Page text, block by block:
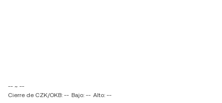
-- ~ --
Cierre de CZK/OKB: -- Bajo: -- Alto: --